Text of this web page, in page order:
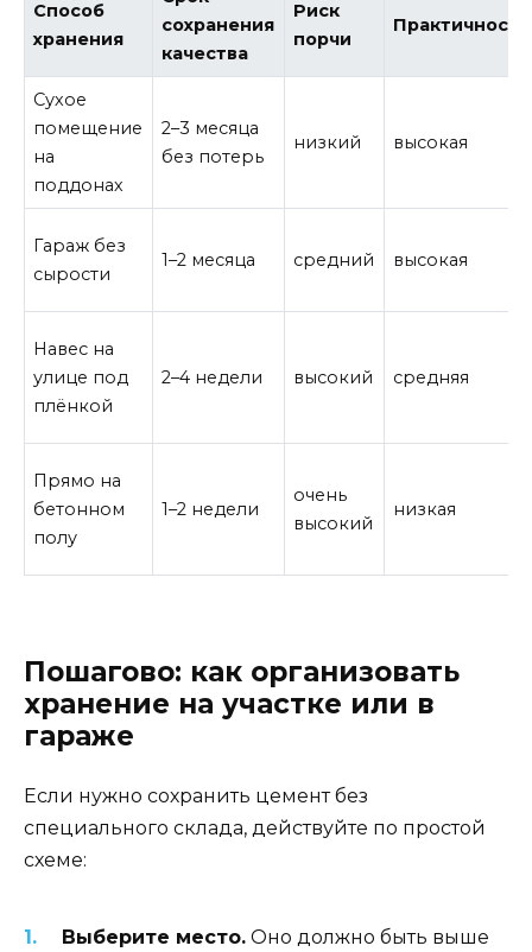
Способ
хранения
сохранения
качества
Риск
порчи
Практичность
Сухое
помещение
на
поддонах
2–3 месяца
без потерь
низкий высокая
Гараж без
сырости
1–2 месяца средний высокая
Навес на
улице под
плёнкой
2–4 недели высокий средняя
Прямо на
бетонном
полу
1–2 недели
очень
высокий
низкая
Пошагово: как организовать
хранение на участке или в
гараже
Если нужно сохранить цемент без
специального склада, действуйте по простой
схеме:
Выберите место. Оно должно быть выше